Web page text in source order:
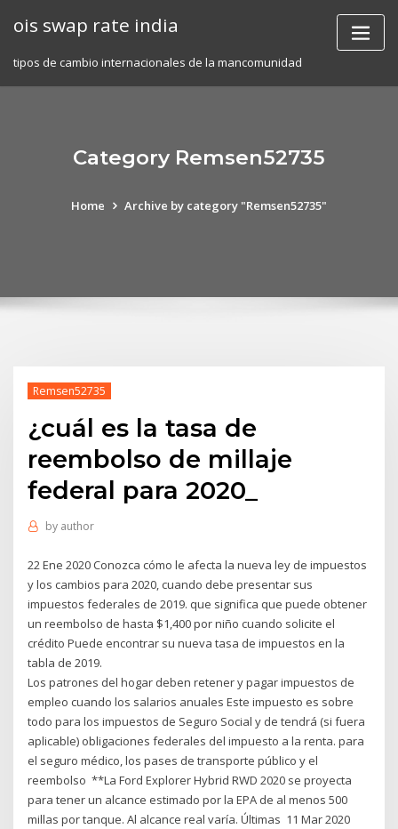
ois swap rate india
tipos de cambio internacionales de la mancomunidad
Category Remsen52735
Home Archive by category "Remsen52735"
Remsen52735
¿cuál es la tasa de
reembolso de millaje
federal para 2020_
by author
22 Ene 2020 Conozca cómo le afecta la nueva ley de impuestos
y los cambios para 2020, cuando debe presentar sus
impuestos federales de 2019. que significa que puede obtener
un reembolso de hasta $1,400 por niño cuando solicite el
crédito Puede encontrar su nueva tasa de impuestos en la
tabla de 2019.
Los patrones del hogar deben retener y pagar impuestos de
empleo cuando los salarios anuales Este impuesto es sobre
todo para los impuestos de Seguro Social y de tendrá (si fuera
aplicable) obligaciones federales del impuesto a la renta. para
el seguro médico, los pases de transporte público y el
reembolso **La Ford Explorer Hybrid RWD 2020 se proyecta
para tener un alcance estimado por la EPA de al menos 500
millas por tanque. Al alcance real varía. Últimas 11 Mar 2020